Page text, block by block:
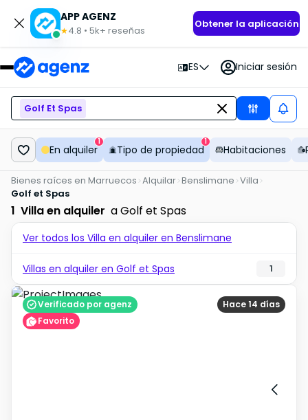
APP AGENZ
★4.8 • 5k+ reseñas
Obtener la aplicación
ES Iniciar sesión
Golf Et Spas
En alquiler
1
Tipo de propiedad
1
Habitaciones
Bienes raíces en Marruecos Alquilar Benslimane Villa
Golf et Spas
1 Villa en alquiler a Golf et Spas
Ver todos los Villa en alquiler en Benslimane
Villas en alquiler en Golf et Spas 1
Hace 14 días
Verificado por agenz
Favorito